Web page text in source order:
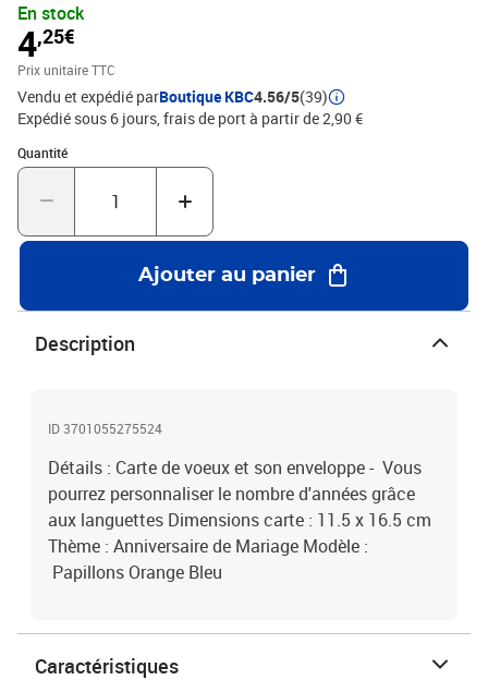
En stock
4,25€
Prix unitaire TTC
Vendu et expédié parBoutique KBC4.56/5(39)
Expédié sous 6 jours, frais de port à partir de 2,90 €
Quantité
Quantité : 1
Ajouter au panier
Description
ID 3701055275524
Détails : Carte de voeux et son enveloppe - Vous
pourrez personnaliser le nombre d'années grâce
aux languettes Dimensions carte : 11.5 x 16.5 cm
Thème : Anniversaire de Mariage Modèle :
Papillons Orange Bleu
Caractéristiques